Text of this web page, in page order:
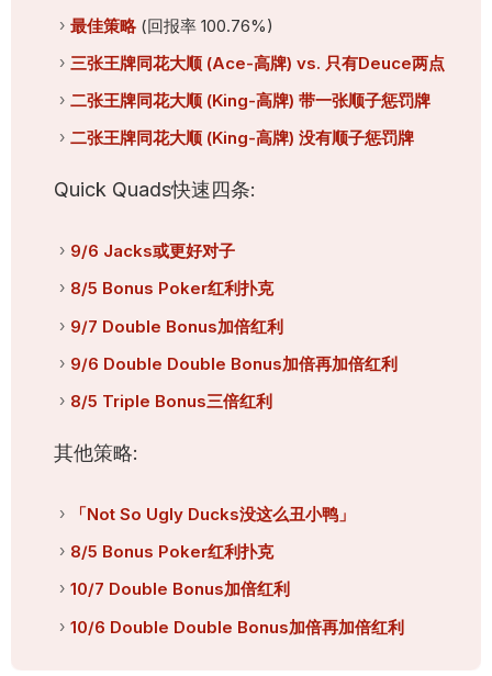
最佳策略 (回报率 100.76%)
三张王牌同花大顺 (Ace-高牌) vs. 只有Deuce两点
二张王牌同花大顺 (King-高牌) 带一张顺子惩罚牌
二张王牌同花大顺 (King-高牌) 没有顺子惩罚牌
Quick Quads快速四条:
9/6 Jacks或更好对子
8/5 Bonus Poker红利扑克
9/7 Double Bonus加倍红利
9/6 Double Double Bonus加倍再加倍红利
8/5 Triple Bonus三倍红利
其他策略:
「Not So Ugly Ducks没这么丑小鸭」
8/5 Bonus Poker红利扑克
10/7 Double Bonus加倍红利
10/6 Double Double Bonus加倍再加倍红利